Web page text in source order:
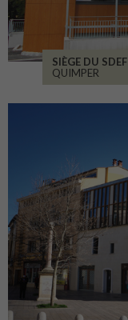
SIÈGE DU SDEF
QUIMPER